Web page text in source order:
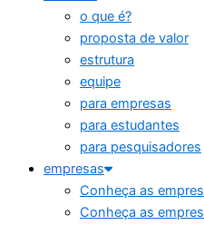
o que é?
proposta de valor
estrutura
equipe
para empresas
para estudantes
para pesquisadores
empresas
Conheça as
Conheça as